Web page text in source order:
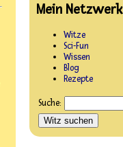
Mein Netzwerk
Witze
Sci-Fun
Wissen
Blog
Rezepte
Suche: